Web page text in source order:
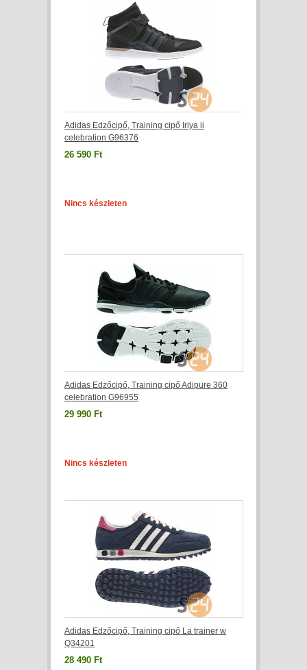
Adidas Edzőcipő, Training cipő Iriya ii
celebration G96376
26 590 Ft
Nincs készleten
Adidas Edzőcipő, Training cipő Adipure 360
celebration G96955
29 990 Ft
Nincs készleten
Adidas Edzőcipő, Training cipő La trainer w
Q34201
28 490 Ft